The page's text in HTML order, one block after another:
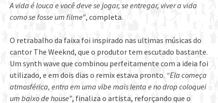
A vida é louca e você deve se jogar, se entregar, viver a vida
como se fosse um filme”, completa.
O retrabalho da faixa foi inspirado nas ultimas músicas do
cantor The Weeknd, que o produtor tem escutado bastante.
Um synth wave que combinou perfeitamente com a ideia foi
utilizado, e em dois dias o remix estava pronto. “Ela começa
atmosférica, entra em uma vibe mais lenta e no drop coloquei
um baixo de house”, finaliza o artista, reforçando que o